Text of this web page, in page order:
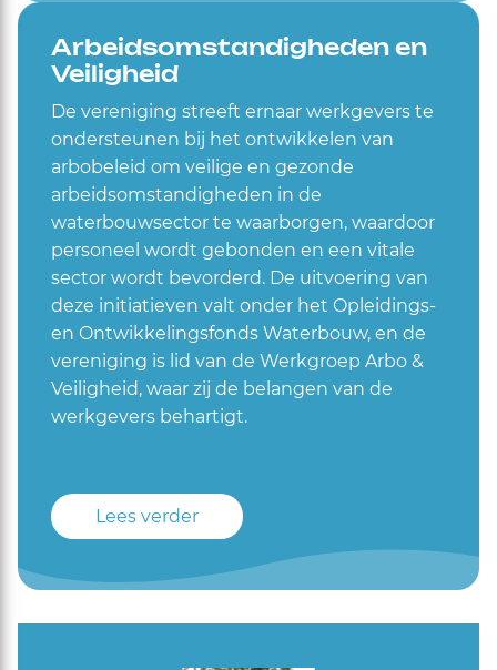
Arbeidsomstandigheden en
Veiligheid
De vereniging streeft ernaar werkgevers te
ondersteunen bij het ontwikkelen van
arbobeleid om veilige en gezonde
arbeidsomstandigheden in de
waterbouwsector te waarborgen, waardoor
personeel wordt gebonden en een vitale
sector wordt bevorderd. De uitvoering van
deze initiatieven valt onder het Opleidings-
en Ontwikkelingsfonds Waterbouw, en de
vereniging is lid van de Werkgroep Arbo &
Veiligheid, waar zij de belangen van de
werkgevers behartigt.
Lees verder